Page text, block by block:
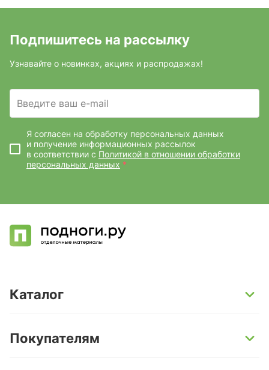
Подпишитесь на рассылку
Узнавайте о новинках, акциях и распродажах!
Введите ваш e-mail
Я согласен на обработку персональных данных
и получение информационных рассылок
в соответствии с Политикой в отношении обработки
персональных данных *
Каталог
Кварц-винил и LVT-плитка
Покупателям